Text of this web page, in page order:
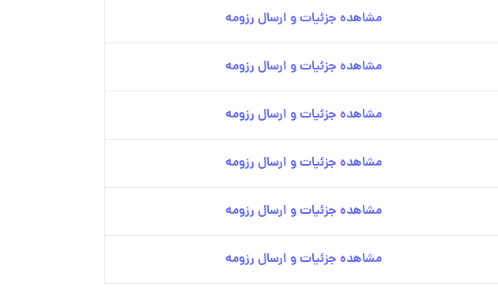
مشاهده جزئیات و ارسال رزومه
مشاهده جزئیات و ارسال رزومه
مشاهده جزئیات و ارسال رزومه
مشاهده جزئیات و ارسال رزومه
مشاهده جزئیات و ارسال رزومه
مشاهده جزئیات و ارسال رزومه